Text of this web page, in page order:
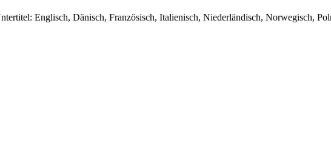
Englisch, Dänisch, Französisch, Italienisch, Niederländisch, Norwegisch,